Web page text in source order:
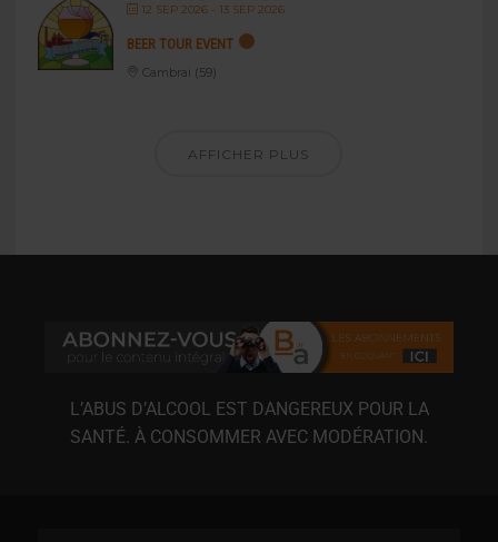
12 SEP 2026- 13 SEP 2026
BEER TOUR EVENT
Cambrai (59)
AFFICHER PLUS
L’ABUS D’ALCOOL EST DANGEREUX POUR LA
SANTÉ. À CONSOMMER AVEC MODÉRATION.